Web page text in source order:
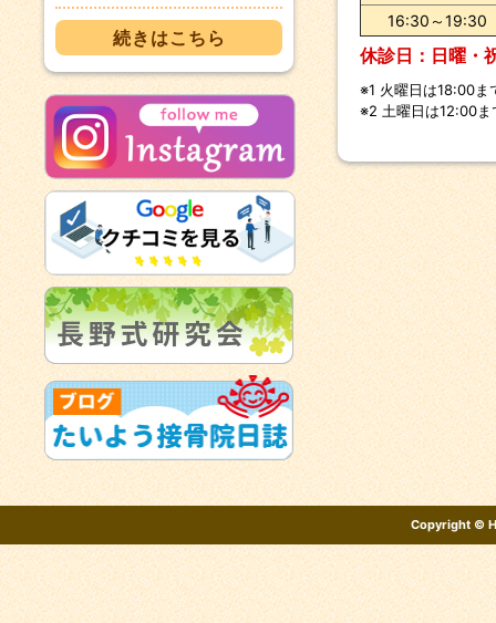
続きはこちら
16:30～19:30
休診日：日曜・
※1 火曜日は18:00ま
※2 土曜日は12:00ま
Copyright ©